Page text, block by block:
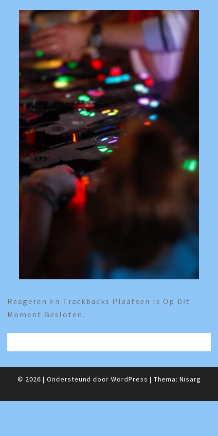
Reageren En Trackbacks Plaatsen Is Op Dit
Moment Gesloten.
© 2026 | Ondersteund door WordPress | Thema: Nisarg